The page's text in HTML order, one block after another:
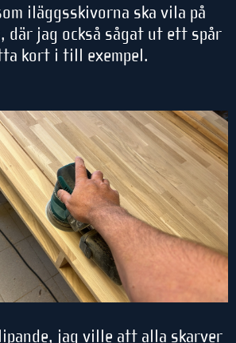
iläggsskivorna ska vila på
där jag också sågat ut ett spår
kort i till exempel.
jag ville att alla skarver